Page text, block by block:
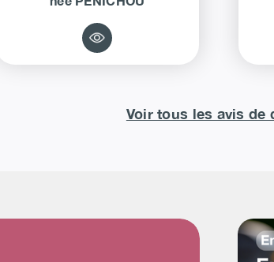
Voir tous les avis de